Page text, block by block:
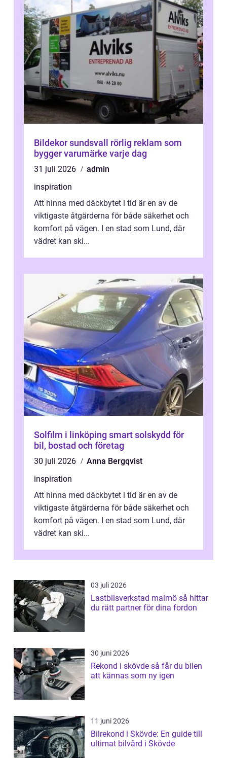
Bildekor sundsvall rörlig reklam som
bygger varumärke varje dag
31 juli 2026
admin
inspiration
Att hinna med däckbytet i tid är en av de
viktigaste åtgärderna för både säkerhet och
komfort på vägen. I en stad som Lund, där
vädret kan ski...
Solfilm i linköping smart solskydd för
bil, bostad och företag
30 juli 2026
Anna Bergqvist
inspiration
Att hinna med däckbytet i tid är en av de
viktigaste åtgärderna för både säkerhet och
komfort på vägen. I en stad som Lund, där
vädret kan ski...
03 juli 2026
Lastbilsverkstad malmö så hittar
du rätt partner för dina fordon
30 juni 2026
Rekond i skövde så får du bilen
att kännas som ny igen
11 juni 2026
Bilrekond i Skövde: En guide till
ultimat bilvård i Skövde